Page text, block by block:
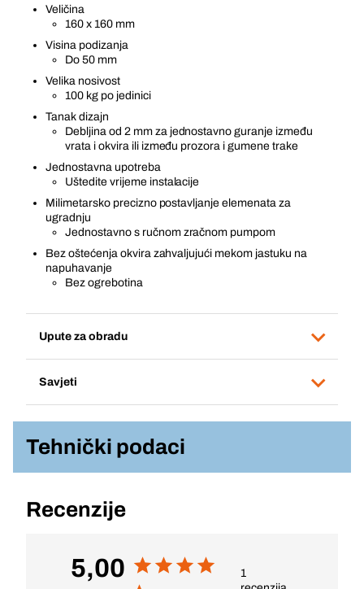
Veličina
160 x 160 mm
Visina podizanja
Do 50 mm
Velika nosivost
100 kg po jedinici
Tanak dizajn
Debljina od 2 mm za jednostavno guranje između
vrata i okvira ili između prozora i gumene trake
Jednostavna upotreba
Uštedite vrijeme instalacije
Milimetarsko precizno postavljanje elemenata za
ugradnju
Jednostavno s ručnom zračnom pumpom
Bez oštećenja okvira zahvaljujući mekom jastuku na
napuhavanje
Bez ogrebotina
Upute za obradu
Savjeti
Tehnički podaci
Recenzije
5,00
1